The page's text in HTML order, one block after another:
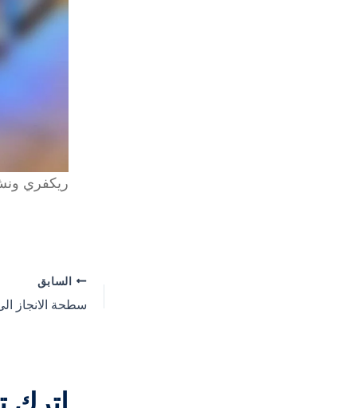
ريكفري
السابق